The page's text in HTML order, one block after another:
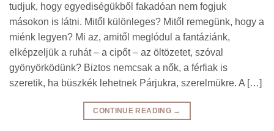
tudjuk, hogy egyediségükből fakadóan nem fogjuk
másokon is látni. Mitől különleges? Mitől remegünk, hogy a
miénk legyen? Mi az, amitől meglódul a fantáziánk,
elképzeljük a ruhát – a cipőt – az öltözetet, szóval
gyönyörködünk? Biztos nemcsak a nők, a férfiak is
szeretik, ha büszkék lehetnek Párjukra, szerelmükre. A […]
CONTINUE READING →